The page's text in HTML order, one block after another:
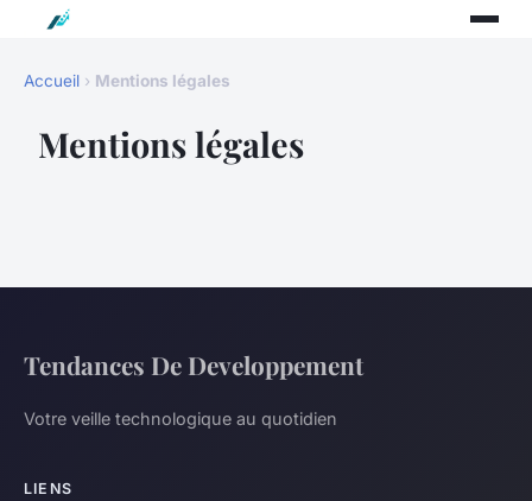
Accueil › Mentions légales
Mentions légales
Tendances De Developpement
Votre veille technologique au quotidien
LIENS